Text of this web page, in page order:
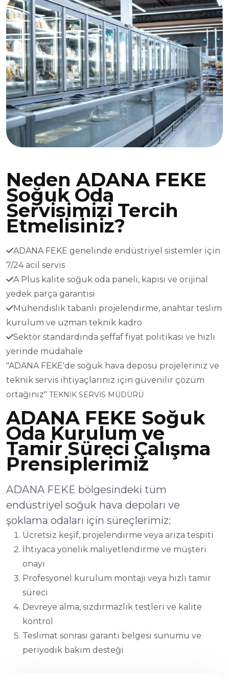
Neden ADANA FEKE
Soğuk Oda
Servisimizi Tercih
Etmelisiniz?
ADANA FEKE genelinde endüstriyel sistemler için
7/24 acil servis
A Plus kalite soğuk oda paneli, kapısı ve orijinal
yedek parça garantisi
Mühendislik tabanlı projelendirme, anahtar teslim
kurulum ve uzman teknik kadro
Sektör standardında şeffaf fiyat politikası ve hızlı
yerinde müdahale
"ADANA FEKE'de soğuk hava deposu projeleriniz ve
teknik servis ihtiyaçlarınız için güvenilir çözüm
ortağınız" TEKNİK SERVİS MÜDÜRÜ
ADANA FEKE Soğuk
Oda Kurulum ve
Tamir Süreci Çalışma
Prensiplerimiz
ADANA FEKE bölgesindeki tüm
endüstriyel soğuk hava depoları ve
şoklama odaları için süreçlerimiz:
Ücretsiz keşif, projelendirme veya arıza tespiti
İhtiyaca yönelik maliyetlendirme ve müşteri
onayı
Profesyonel kurulum montajı veya hızlı tamir
süreci
Devreye alma, sızdırmazlık testleri ve kalite
kontrol
Teslimat sonrası garanti belgesi sunumu ve
periyodik bakım desteği